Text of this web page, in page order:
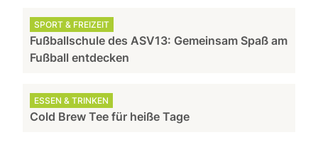
SPORT & FREIZEIT
Fußballschule des ASV13: Gemeinsam Spaß am
Fußball entdecken
ESSEN & TRINKEN
Cold Brew Tee für heiße Tage